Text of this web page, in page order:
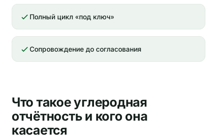
Полный цикл «под ключ»
Сопровождение до согласования
Что такое углеродная
отчётность и кого она
касается